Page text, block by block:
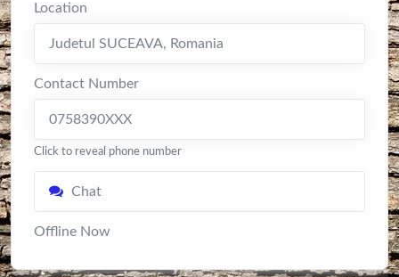
Location
Judetul SUCEAVA, Romania
Contact Number
0758390XXX
Click to reveal phone number
Chat
Offline Now